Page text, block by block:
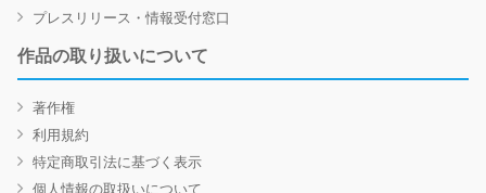
プレスリリース・情報受付窓口
作品の取り扱いについて
著作権
利用規約
特定商取引法に基づく表示
個人情報の取扱いについて